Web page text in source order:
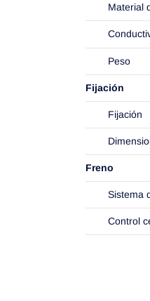
Material
Peso
Fijación
Fijación
Freno
Sistema
Control